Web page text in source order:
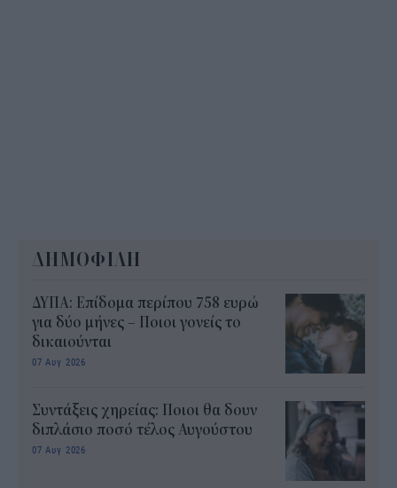
ΔΗΜΟΦΙΛΗ
ΔΥΠΑ: Επίδομα περίπου 758 ευρώ
για δύο μήνες – Ποιοι γονείς το
δικαιούνται
07 Αυγ 2026
Συντάξεις χηρείας: Ποιοι θα δουν
διπλάσιο ποσό τέλος Αυγούστου
07 Αυγ 2026